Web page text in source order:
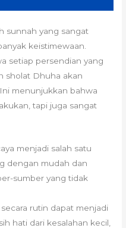
sunnah yang sangat
keistimewaan.
setiap persendian yang
sholat Dhuha akan
menunjukkan bahwa
tapi juga sangat
menjadi salah satu
dengan mudah dan
sumber yang tidak
rutin dapat menjadi
hati dari kesalahan kecil,